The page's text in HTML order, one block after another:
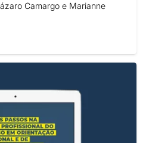
Camargo e Marianne